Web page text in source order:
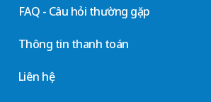
FAQ - Câu hỏi thường gặp
Thông tin thanh toán
Liên hệ